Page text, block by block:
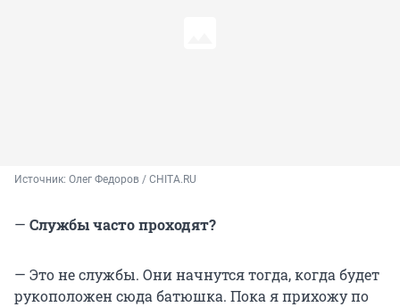
Источник: Олег Федоров / CHITA.RU
— Службы часто проходят?
— Это не службы. Они начнутся тогда, когда будет
рукоположен сюда батюшка. Пока я прихожу по